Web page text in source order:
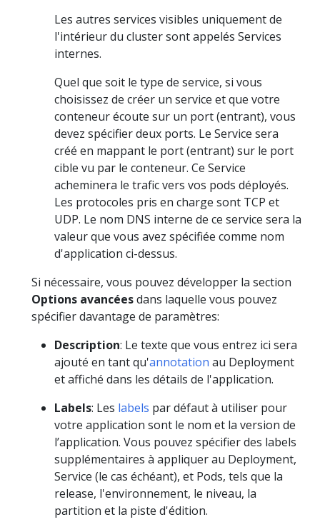
Les autres services visibles uniquement de
l'intérieur du cluster sont appelés Services
internes.
Quel que soit le type de service, si vous
choisissez de créer un service et que votre
conteneur écoute sur un port (entrant), vous
devez spécifier deux ports. Le Service sera
créé en mappant le port (entrant) sur le port
cible vu par le conteneur. Ce Service
acheminera le trafic vers vos pods déployés.
Les protocoles pris en charge sont TCP et
UDP. Le nom DNS interne de ce service sera la
valeur que vous avez spécifiée comme nom
d'application ci-dessus.
Si nécessaire, vous pouvez développer la section
Options avancéesdans laquelle vous pouvez
spécifier davantage de paramètres:
Description: Le texte que vous entrez ici sera
ajouté en tant qu'annotation au Deployment
et affiché dans les détails de l'application.
Labels: Les labels par défaut à utiliser pour
votre application sont le nom et la version de
l’application. Vous pouvez spécifier des labels
supplémentaires à appliquer au Deployment,
Service (le cas échéant), et Pods, tels que la
release, l'environnement, le niveau, la
partition et la piste d'édition.